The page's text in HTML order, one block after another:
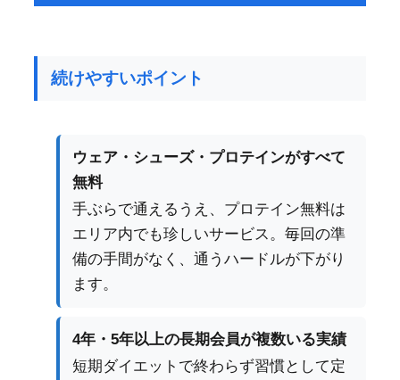
続けやすいポイント
ウェア・シューズ・プロテインがすべて
無料
手ぶらで通えるうえ、プロテイン無料は
エリア内でも珍しいサービス。毎回の準
備の手間がなく、通うハードルが下がり
ます。
4年・5年以上の長期会員が複数いる実績
短期ダイエットで終わらず習慣として定